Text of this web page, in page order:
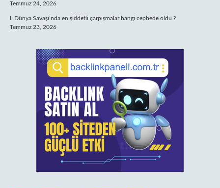
Temmuz 24, 2026
I. Dünya Savaşı’nda en şiddetli çarpışmalar hangi cephede oldu ?
Temmuz 23, 2026